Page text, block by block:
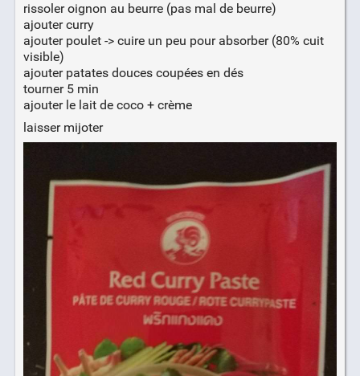
rissoler oignon au beurre (pas mal de beurre)
ajouter curry
ajouter poulet -> cuire un peu pour absorber (80% cuit
visible)
ajouter patates douces coupées en dés
tourner 5 min
ajouter le lait de coco + crème
laisser mijoter